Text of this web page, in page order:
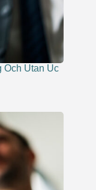
Och Utan Uc